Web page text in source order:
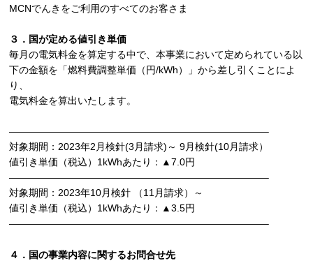
MCNでんきをご利用のすべてのお客さま
３．国が定める値引き単価
毎月の電気料金を算定する中で、本事業において定められている以
下の金額を「燃料費調整単価（円/kWh）」から差し引くことによ
り、
電気料金を算出いたします。
——————————————————————————–
対象期間：2023年2月検針(3月請求)～ 9月検針(10月請求）
値引き単価（税込）1kWhあたり：▲7.0円
——————————————————————————–
対象期間：2023年10月検針 （11月請求）～
値引き単価（税込）1kWhあたり：▲3.5円
——————————————————————————–
４．国の事業内容に関するお問合せ先